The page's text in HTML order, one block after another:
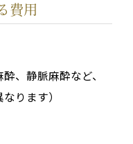
費用
、静脈麻酔など、
ります）